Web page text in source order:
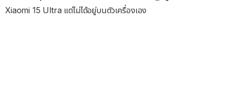
Xiaomi 15 Ultra แต่ไม่ได้อยู่บนตัวเครื่องเอง